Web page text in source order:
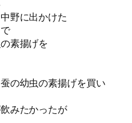
野に出かけた
素揚げを
の幼虫の素揚げを買い
みたかったが